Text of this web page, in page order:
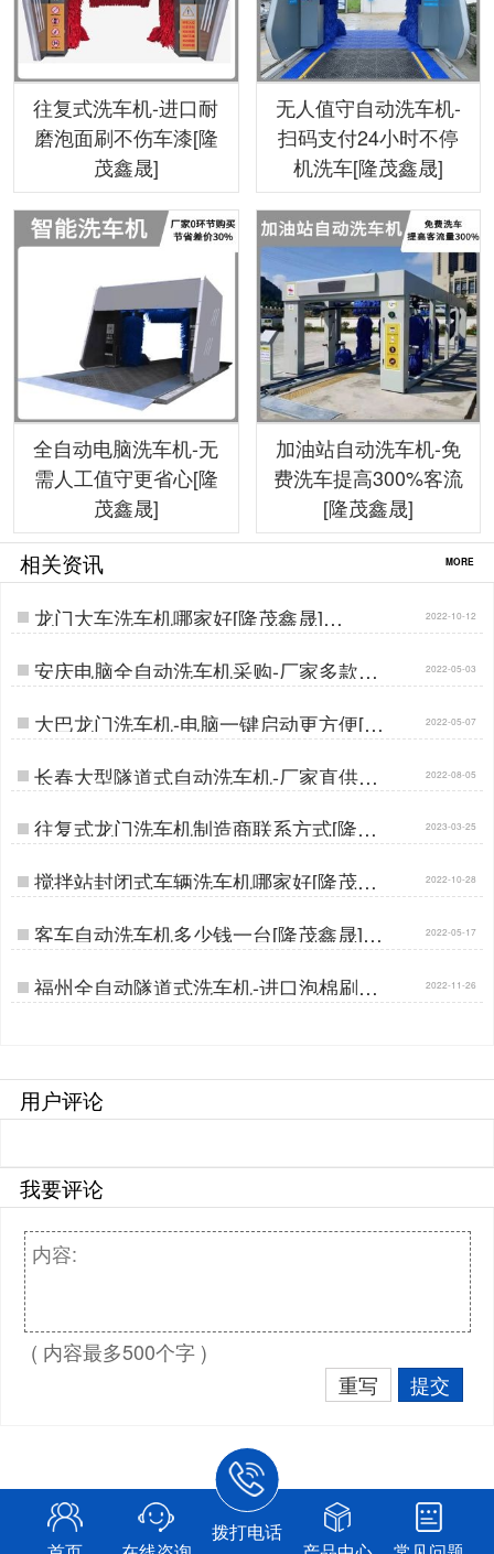
往复式洗车机-进口耐
磨泡面刷不伤车漆[隆
茂鑫晟]
无人值守自动洗车机-
扫码支付24小时不停
机洗车[隆茂鑫晟]
全自动电脑洗车机-无
需人工值守更省心[隆
茂鑫晟]
加油站自动洗车机-免
费洗车提高300%客流
[隆茂鑫晟]
相关资讯 MORE
龙门大车洗车机哪家好[隆茂鑫晟]… 2022-10-12
安庆电脑全自动洗车机采购-厂家多款可
选[隆茂鑫晟]…
2022-05-03
大巴龙门洗车机-电脑一键启动更方便[隆
茂鑫晟]…
2022-05-07
长春大型隧道式自动洗车机-厂家直供批
发价[隆茂鑫晟]…
2022-08-05
往复式龙门洗车机制造商联系方式[隆茂
鑫晟]…
2023-03-25
搅拌站封闭式车辆洗车机哪家好[隆茂鑫
晟]…
2022-10-28
客车自动洗车机多少钱一台[隆茂鑫晟]… 2022-05-17
福州全自动隧道式洗车机-进口泡棉刷不
伤车漆[隆茂鑫晟]…
2022-11-26
用户评论
我要评论
( 内容最多500个字 )
重写
提交
拨打电话